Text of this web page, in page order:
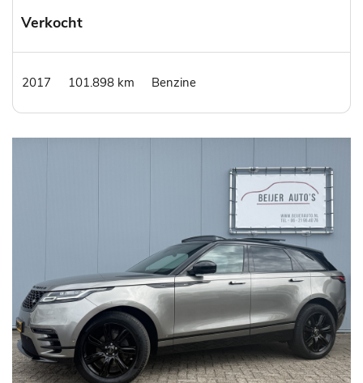
Verkocht
2017 101.898 km Benzine